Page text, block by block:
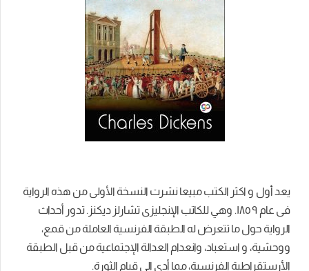
يعد أول و اكثر الكتب مبيعا نشرت النسخة الأولى من هذه الرواية
فى عام ١٨٥٩. وهي للكاتب الإنجليزى تشارلز ديكنز. تدور أحداث
الرواية حول ما تتعرض له الطبقة الفرنسية العاملة من قمع،
ووحشية، و استعباد، وانعدام العدالة الإجتماعية من قبل الطبقة
الأرستقراطية الفرنسية، مما أدى إلى قيام الثورة.